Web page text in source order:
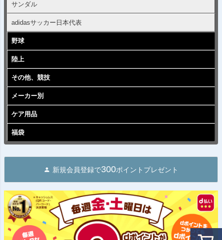
サンダル
adidasサッカー日本代表
野球
陸上
その他、競技
メーカー別
ケア用品
福袋
新規会員登録で300ポイントプレゼント